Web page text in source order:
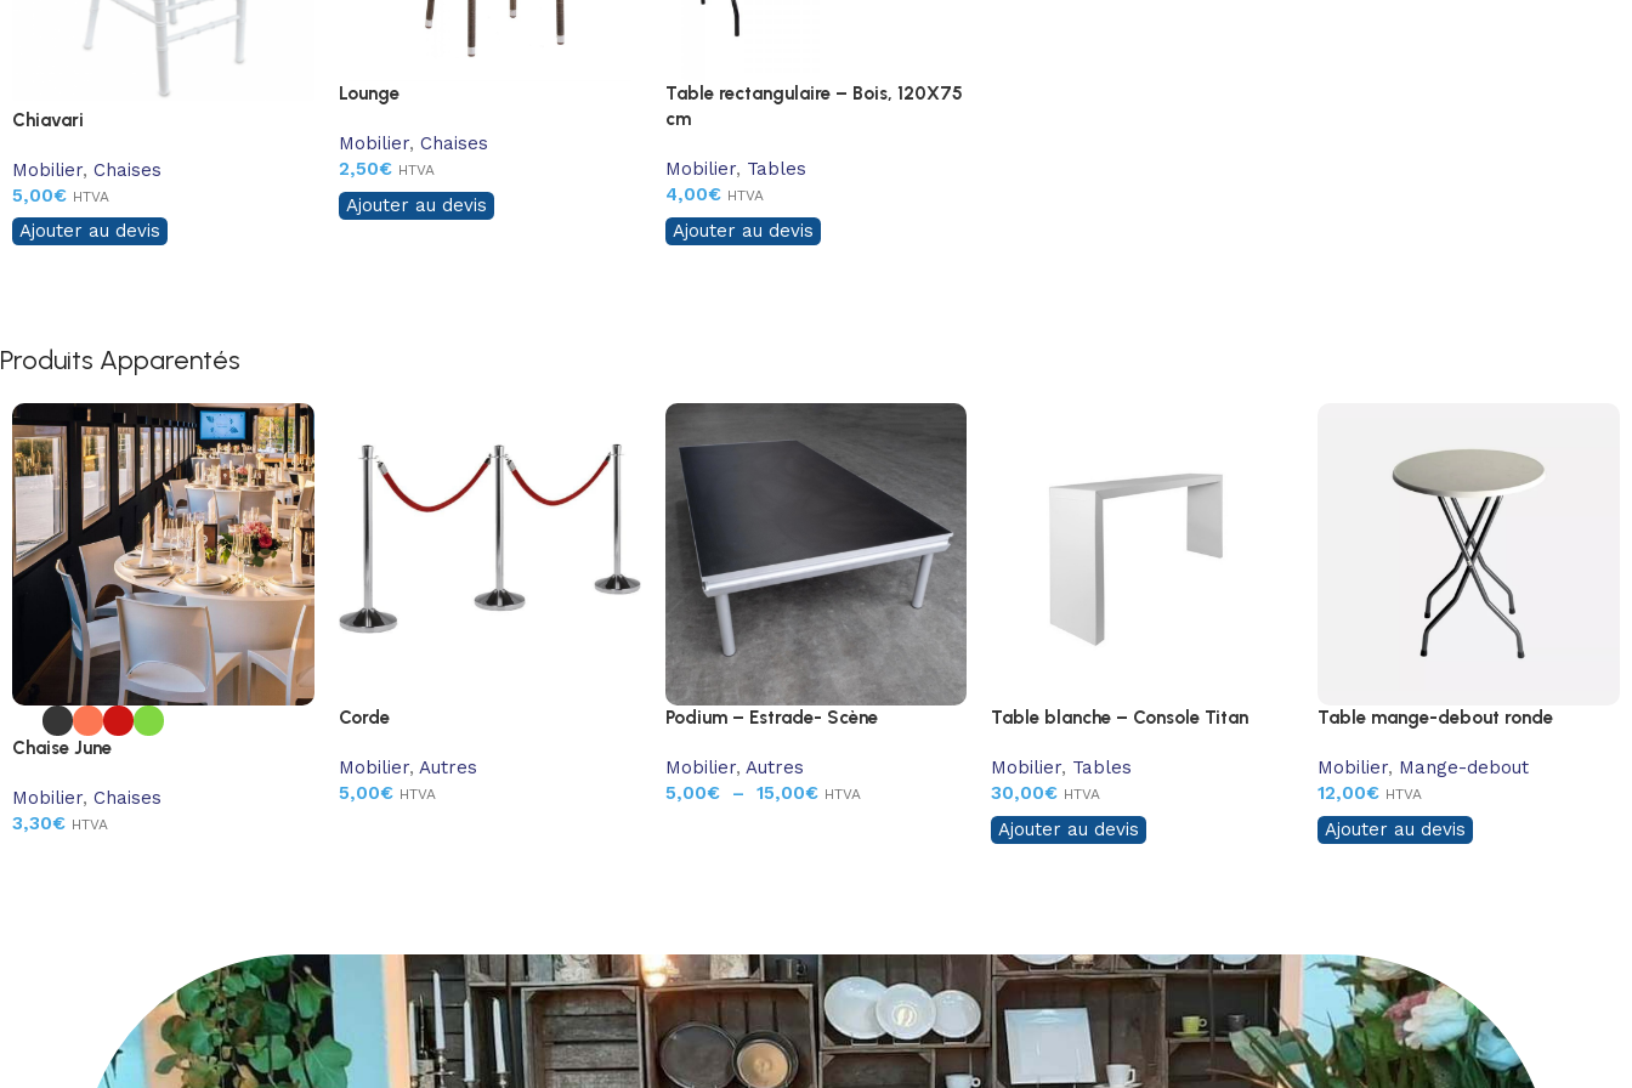
Chiavari
Mobilier, Chaises
5,00€ HTVA
Ajouter au devis
Lounge
Mobilier, Chaises
2,50€ HTVA
Ajouter au devis
Table rectangulaire – Bois, 120X75
cm
Mobilier, Tables
4,00€ HTVA
Ajouter au devis
Produits Apparentés
Chaise June
Mobilier, Chaises
3,30€ HTVA
Corde
Mobilier, Autres
5,00€ HTVA
Podium – Estrade- Scène
Mobilier, Autres
5,00€ – 15,00€ HTVA
Table blanche – Console Titan
Mobilier, Tables
30,00€ HTVA
Ajouter au devis
Table mange-debout ronde
Mobilier, Mange-debout
12,00€ HTVA
Ajouter au devis